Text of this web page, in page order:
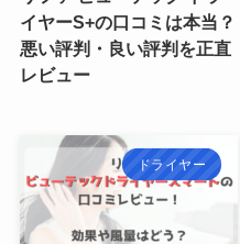
イヤーS+の口コミは本当？
悪い評判・良い評判を正直
レビュー
ドライヤー